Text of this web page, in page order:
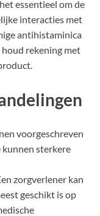
essentieel om de
interacties met
antihistaminica
rekening met
voorgeschreven
kunnen sterkere
zorgverlener kan
geschikt is op